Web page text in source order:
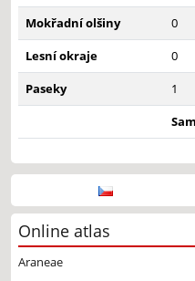
Mokřadní olšiny
0
Lesní okraje
0
Paseky
1
Online atlas
Araneae